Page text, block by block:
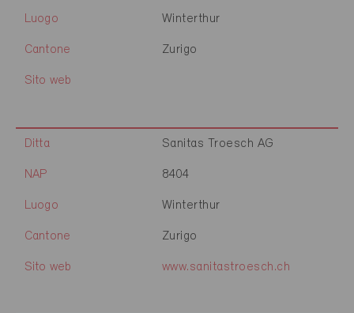
Luogo Winterthur
Cantone Zurigo
Sito web
Ditta Sanitas Troesch AG
NAP 8404
Luogo Winterthur
Cantone Zurigo
Sito web www.sanitastroesch.ch